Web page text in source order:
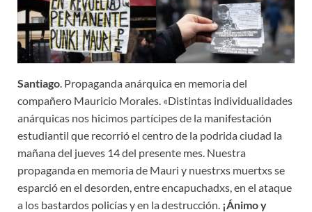
Santiago. Propaganda anárquica en memoria del
compañero Mauricio Morales. «Distintas individualidades
anárquicas nos hicimos partícipes de la manifestación
estudiantil que recorrió el centro de la podrida ciudad la
mañana del jueves 14 del presente mes. Nuestra
propaganda en memoria de Mauri y nuestrxs muertxs se
esparció en el desorden, entre encapuchadxs, en el ataque
a los bastardos policías y en la destrucción. ¡Ánimo y